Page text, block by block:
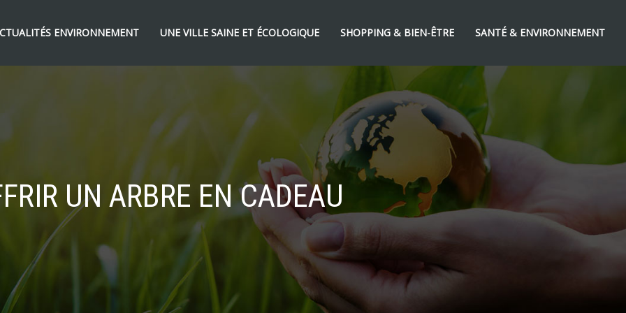
ENVIRONNEMENT UNE VILLE SAINE ET ÉCOLOGIQUE SHOPPING & BIEN-ÊTRE SANTÉ & ENVIRONNEMENT
UN ARBRE EN CADEAU